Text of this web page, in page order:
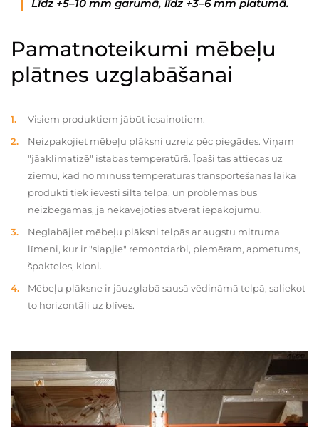
Līdz +5–10 mm garumā, līdz +3–6 mm platumā.
Pamatnoteikumi mēbeļu
plātnes uzglabāšanai
Visiem produktiem jābūt iesaiņotiem.
Neizpakojiet mēbeļu plāksni uzreiz pēc piegādes. Viņam
"jāaklimatizē" istabas temperatūrā. Īpaši tas attiecas uz
ziemu, kad no mīnuss temperatūras transportēšanas laikā
produkti tiek ievesti siltā telpā, un problēmas būs
neizbēgamas, ja nekavējoties atverat iepakojumu.
Neglabājiet mēbeļu plāksni telpās ar augstu mitruma
līmeni, kur ir "slapjie" remontdarbi, piemēram, apmetums,
špakteles, kloni.
Mēbeļu plāksne ir jāuzglabā sausā vēdināmā telpā, saliekot
to horizontāli uz blīves.